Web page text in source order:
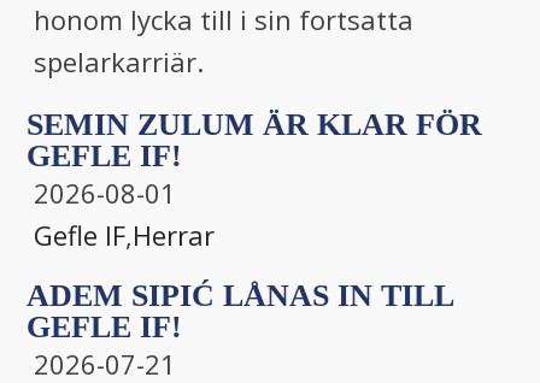
honom lycka till i sin fortsatta
spelarkarriär.
SEMIN ZULUM ÄR KLAR FÖR
GEFLE IF!
2026-08-01
Gefle IF,Herrar
ADEM SIPIĆ LÅNAS IN TILL
GEFLE IF!
2026-07-21